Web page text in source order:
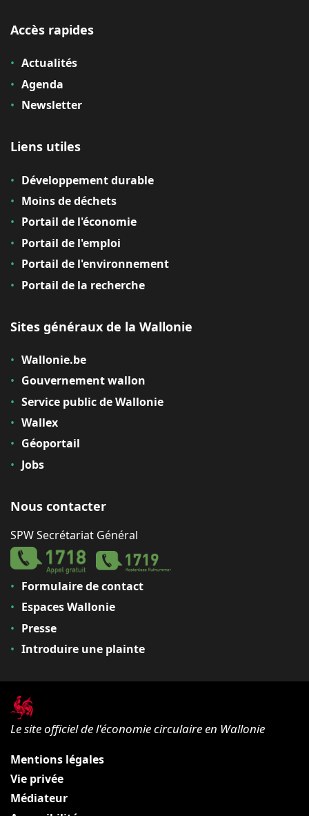
Accès rapides
Actualités
Agenda
Newsletter
Liens utiles
Développement durable
Moins de déchets
Portail de l'économie
Portail de l'emploi
Portail de l'environnement
Portail de la recherche
Sites généraux de la Wallonie
Wallonie.be
Gouvernement wallon
Service public de Wallonie
Wallex
Géoportail
Jobs
Nous contacter
SPW Secrétariat Général
Formulaire de contact
Espaces Wallonie
Presse
Introduire une plainte
Le site officiel de l'économie circulaire en Wallonie
Mentions légales
Vie privée
Médiateur